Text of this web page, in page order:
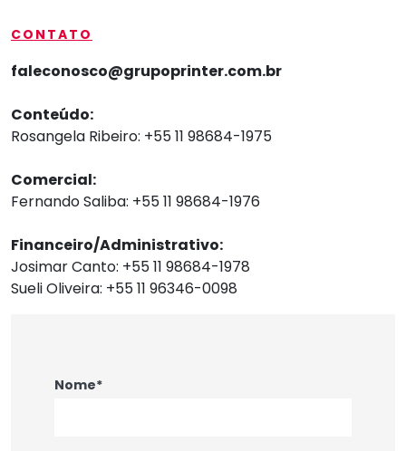
CONTATO
faleconosco@grupoprinter.com.br
Conteúdo:
Rosangela Ribeiro: +55 11 98684-1975
Comercial:
Fernando Saliba: +55 11 98684-1976
Financeiro/Administrativo:
Josimar Canto: +55 11 98684-1978
Sueli Oliveira: +55 11 96346-0098
Nome*